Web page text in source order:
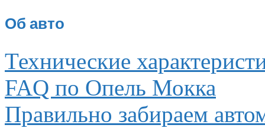
Об авто
Технические
FAQ по Опель Мокка
Правильно забираем